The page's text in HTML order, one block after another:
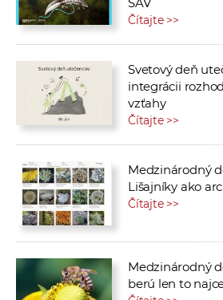
Čítajte >>
Svetový deň
integrácii
vzťahy
Čítajte >>
Medzinárodný
Lišajníky ako
Čítajte >>
Medzinárodný
berú len to